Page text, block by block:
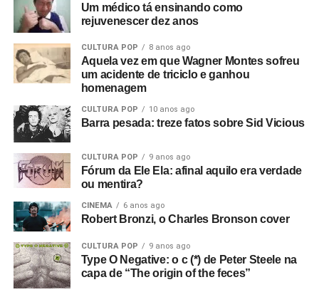
Um médico tá ensinando como
rejuvenescer dez anos
CULTURA POP 8 anos ago
Aquela vez em que Wagner Montes sofreu
um acidente de triciclo e ganhou
homenagem
CULTURA POP 10 anos ago
Barra pesada: treze fatos sobre Sid Vicious
CULTURA POP 9 anos ago
Fórum da Ele Ela: afinal aquilo era verdade
ou mentira?
CINEMA 6 anos ago
Robert Bronzi, o Charles Bronson cover
CULTURA POP 9 anos ago
Type O Negative: o c (*) de Peter Steele na
capa de “The origin of the feces”